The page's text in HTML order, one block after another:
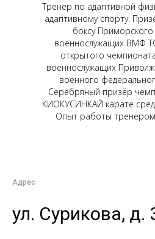
Тренер по адаптивной
адаптивному спорту.
боксу Приморского
военнослужащих ВМФ
открытого
военнослужащих
военного
Серебряный призёр
КИОКУСИНКАЙ карате
Опыт работы тренером
Адрес
ул. Сурикова, д.